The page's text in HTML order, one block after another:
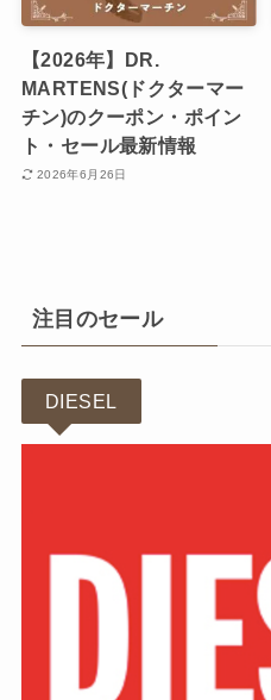
【2026年】DR.
MARTENS(ドクターマー
チン)のクーポン・ポイン
ト・セール最新情報
2026年6月26日
注目のセール
DIESEL